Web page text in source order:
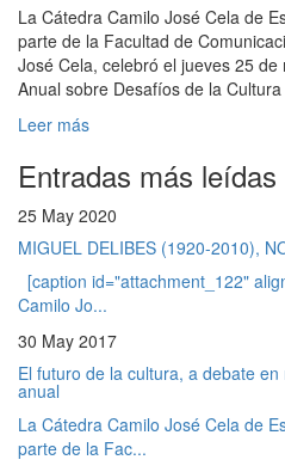
La Cátedra Camilo José Cela de
parte de la Facultad de
José Cela, celebró el jueves 25
Anual sobre Desafíos de la
Leer más
Entradas más leídas
25 May 2020
MIGUEL DELIBES (1920-2010),
[caption id="attachment_122"
Camilo Jo...
30 May 2017
El futuro de la cultura, a debate
anual
La Cátedra Camilo José Cela de
parte de la Fac...